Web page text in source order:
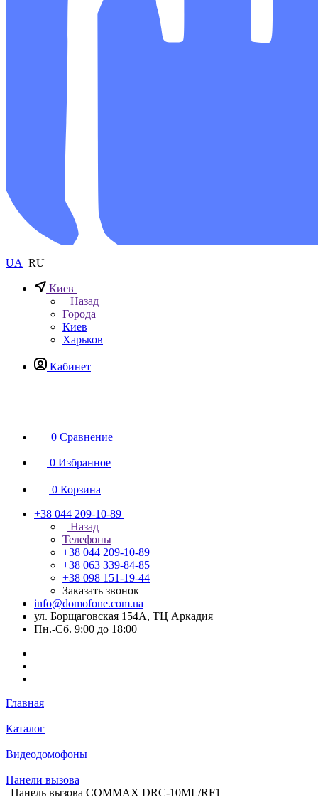
UA RU
Киев
Назад
Города
Киев
Харьков
Кабинет
0 Сравнение
0 Избранное
0 Корзина
+38 044 209-10-89
Назад
Телефоны
+38 044 209-10-89
+38 063 339-84-85
+38 098 151-19-44
Заказать звонок
info@domofone.com.ua
ул. Борщаговская 154А, ТЦ Аркадия
Пн.-Сб. 9:00 до 18:00
Главная
Каталог
Видеодомофоны
Панели вызова
Панель вызова COMMAX DRC-10ML/RF1